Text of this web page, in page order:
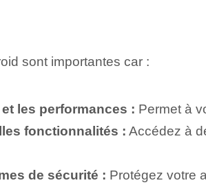
sont importantes car :
les performances : Permet à
fonctionnalités : Accédez à
de sécurité : Protégez votre